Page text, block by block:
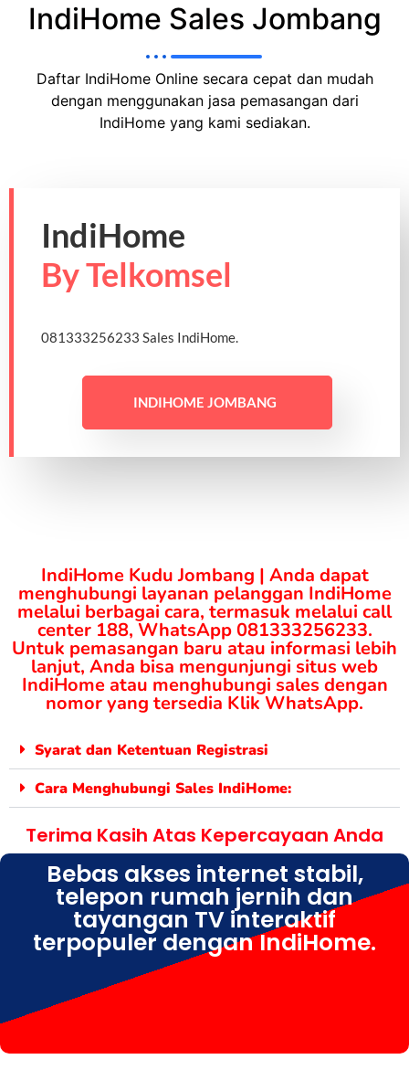
IndiHome Sales Jombang
Daftar IndiHome Online secara cepat dan mudah
dengan menggunakan jasa pemasangan dari
IndiHome yang kami sediakan.
IndiHome
By Telkomsel
081333256233 Sales IndiHome.
INDIHOME JOMBANG
IndiHome Kudu Jombang | Anda dapat
menghubungi layanan pelanggan IndiHome
melalui berbagai cara, termasuk melalui call
center 188, WhatsApp 081333256233.
Untuk pemasangan baru atau informasi lebih
lanjut, Anda bisa mengunjungi situs web
IndiHome atau menghubungi sales dengan
nomor yang tersedia Klik WhatsApp.
Syarat dan Ketentuan Registrasi
Cara Menghubungi Sales IndiHome:
Terima Kasih Atas Kepercayaan Anda
Bebas akses internet stabil,
telepon rumah jernih dan
tayangan TV interaktif
terpopuler dengan IndiHome.